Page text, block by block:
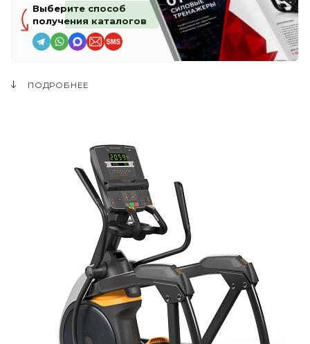
Выберите способ
получения каталогов
ПОДРОБНЕЕ